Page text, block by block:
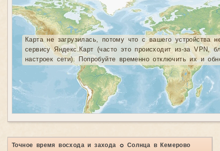
Карта не загрузилась, потому что с вашего устройства
сервису Яндекс.Карт (часто это происходит из-за VPN,
настроек сети). Попробуйте временно отключить их и
Точное время восхода и захода ☼ Солнца в Кемерово